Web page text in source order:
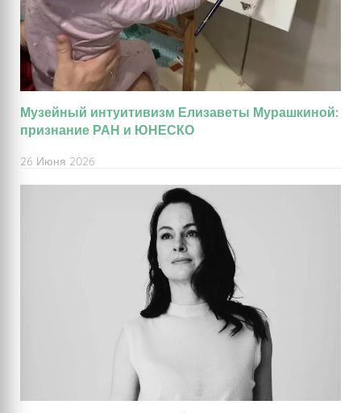
Музейный интуитивизм Елизаветы Мурашкиной:
признание РАН и ЮНЕСКО
26 Июня 2026